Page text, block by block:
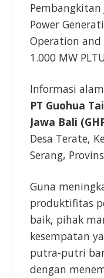
Pembangkitan
Power
Operation and
1.000 MW
Informasi
PT Guohua
Jawa Bali
Desa Terate,
Serang,
Guna
produktifitas
baik, pihak
kesempatan
putra-putri
dengan